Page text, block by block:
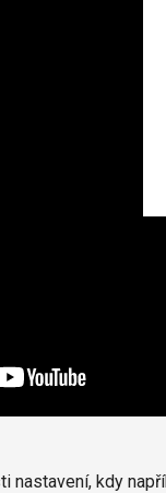
nastavení, kdy